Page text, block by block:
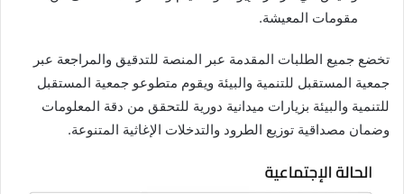
مقومات المعيشة.
تخضع جميع الطلبات المقدمة عبر المنصة للتدقيق والمراجعة عبر
جمعية المستقبل للتنمية والبيئة ويقوم متطوعو جمعية المستقبل
للتنمية والبيئة بزيارات ميدانية دورية للتحقق من دقة المعلومات
وضمان مصداقية توزيع الطرود والتدخلات الإغاثية المتنوعة.